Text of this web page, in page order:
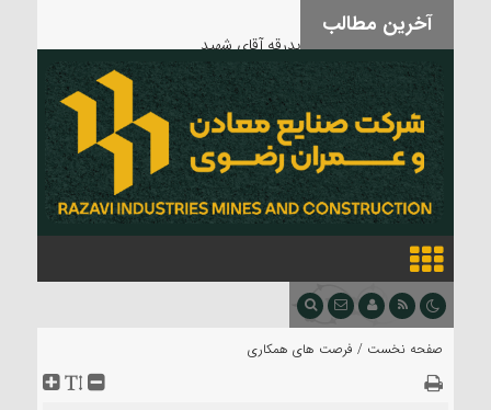
آخرین مطالب
صفحه نخست / فرصت های همکاری